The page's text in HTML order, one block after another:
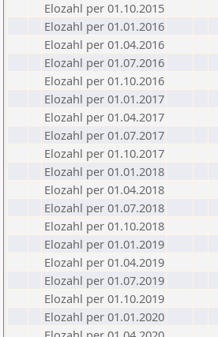
Elozahl per 01.10.2015
Elozahl per 01.01.2016
Elozahl per 01.04.2016
Elozahl per 01.07.2016
Elozahl per 01.10.2016
Elozahl per 01.01.2017
Elozahl per 01.04.2017
Elozahl per 01.07.2017
Elozahl per 01.10.2017
Elozahl per 01.01.2018
Elozahl per 01.04.2018
Elozahl per 01.07.2018
Elozahl per 01.10.2018
Elozahl per 01.01.2019
Elozahl per 01.04.2019
Elozahl per 01.07.2019
Elozahl per 01.10.2019
Elozahl per 01.01.2020